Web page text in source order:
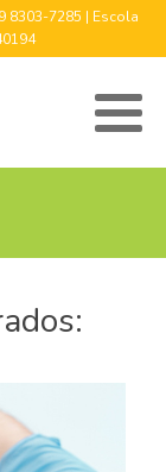
8303-7285 | Escola